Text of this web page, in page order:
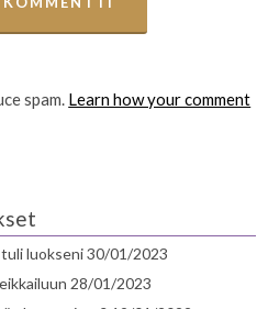
spam. Learn how your comment
luokseni30/01/2023
28/01/2023